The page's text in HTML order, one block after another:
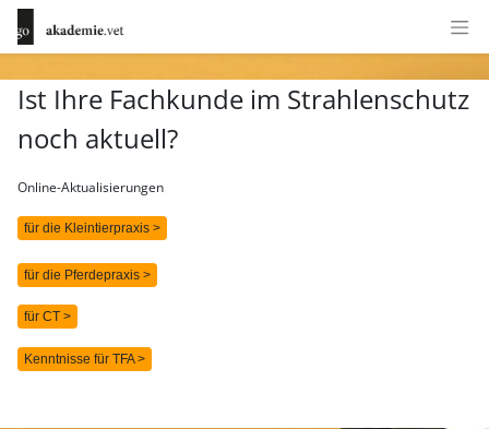
Ist Ihre Fachkunde im Strahlenschutz
noch aktuell?
Online-Aktualisierungen
für die Kleintierpraxis >
für die Pferdepraxis >
für CT >
Kenntnisse für TFA >